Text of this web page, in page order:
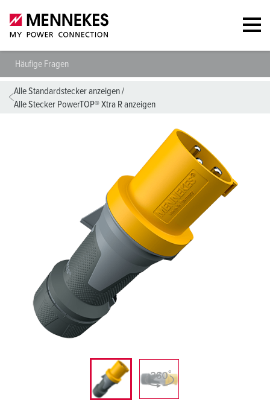
Häufige Fragen
Alle Standardstecker anzeigen/
Alle Stecker PowerTOP® Xtra R anzeigen